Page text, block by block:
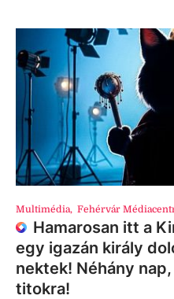
Multimédia, Fehérvár
Hamarosan itt a
egy igazán király
nektek! Néhány
titokra!